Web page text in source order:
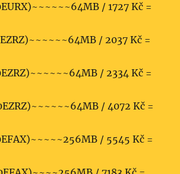
/ 1727 Kč =
/ 2037 Kč =
/ 2334 Kč =
/ 4072 Kč =
/ 5545 Kč =